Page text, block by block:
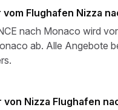
Flughafen Nizza
nach Monaco wird
ab. Alle Angebote
Nizza Flughafen